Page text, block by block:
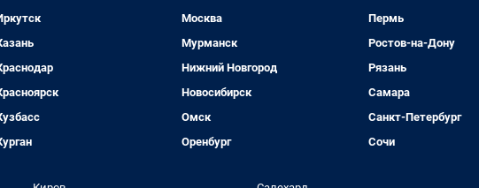
Москва
Мурманск
Нижний Новгород
Новосибирск
Омск
Оренбург
Пермь
Ростов-на-Дону
Рязань
Самара
Санкт-Петербург
Сочи